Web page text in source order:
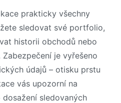
prakticky všechny
sledovat své portfolio,
historii obchodů nebo
je vyřešeno
údajů – otisku prstu
vás upozorní na
sledovaných